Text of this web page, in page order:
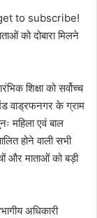
to subscribe!
को दोबारा मिलने
शिक्षा को सर्वोच्च
वाड्रफनगर के ग्राम
महिला एवं बाल
होने वाली सभी
और माताओं को बड़ी
अधिकारी